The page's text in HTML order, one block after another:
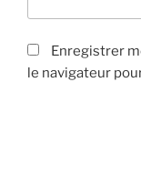
Enregistrer
le navigateur